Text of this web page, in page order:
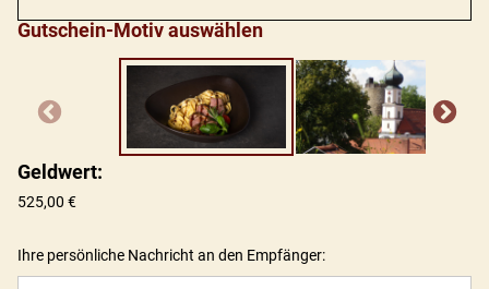
Gutschein-Motiv auswählen
Geldwert:
525,00 €
Ihre persönliche Nachricht an den Empfänger: